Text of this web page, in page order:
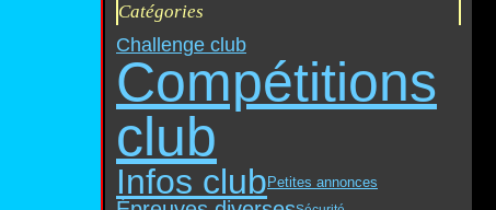
Catégories
Challenge club
Compétitions
club
Infos clubPetites annonces